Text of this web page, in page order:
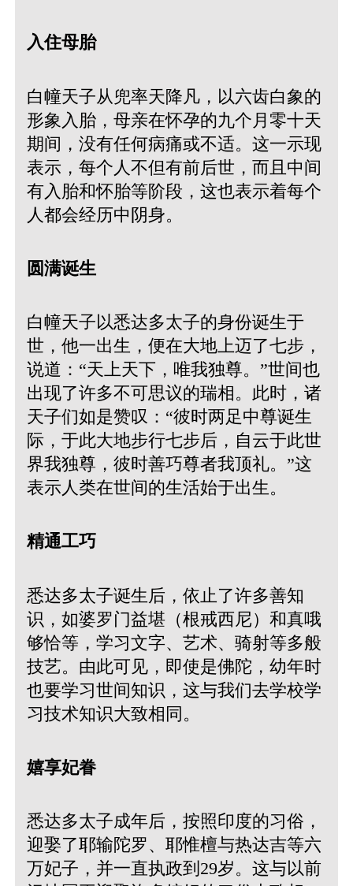
入住母胎
白幢天子从兜率天降凡，以六齿白象的
形象入胎，母亲在怀孕的九个月零十天
期间，没有任何病痛或不适。这一示现
表示，每个人不但有前后世，而且中间
有入胎和怀胎等阶段，这也表示着每个
人都会经历中阴身。
圆满诞生
白幢天子以悉达多太子的身份诞生于
世，他一出生，便在大地上迈了七步，
说道：“天上天下，唯我独尊。”世间也
出现了许多不可思议的瑞相。此时，诸
天子们如是赞叹：“彼时两足中尊诞生
际，于此大地步行七步后，自云于此世
界我独尊，彼时善巧尊者我顶礼。”这
表示人类在世间的生活始于出生。
精通工巧
悉达多太子诞生后，依止了许多善知
识，如婆罗门益堪（根戒西尼）和真哦
够恰等，学习文字、艺术、骑射等多般
技艺。由此可见，即使是佛陀，幼年时
也要学习世间知识，这与我们去学校学
习技术知识大致相同。
嬉享妃眷
悉达多太子成年后，按照印度的习俗，
迎娶了耶输陀罗、耶惟檀与热达吉等六
万妃子，并一直执政到29岁。这与以前